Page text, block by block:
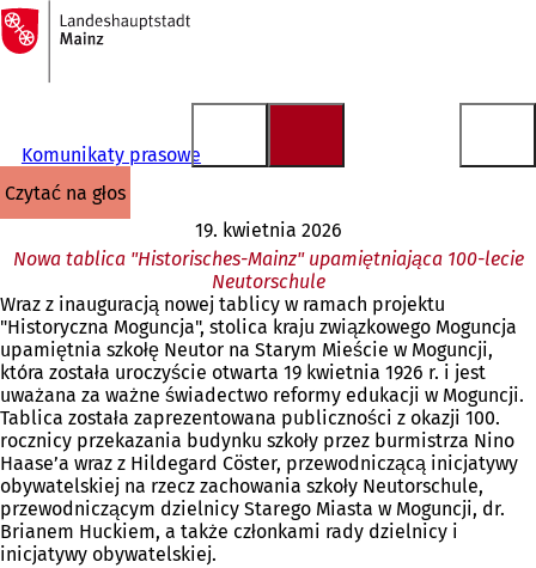
Przejdź do treści
Do
strony
głównej
Komunikaty prasowe
czytać na głos
19. kwietnia 2026
Nowa tablica "Historisches-Mainz" upamiętniająca 100-lecie
Neutorschule
Wraz z inauguracją nowej tablicy w ramach projektu
"Historyczna Moguncja", stolica kraju związkowego Moguncja
upamiętnia szkołę Neutor na Starym Mieście w Moguncji,
która została uroczyście otwarta 19 kwietnia 1926 r. i jest
uważana za ważne świadectwo reformy edukacji w Moguncji.
Tablica została zaprezentowana publiczności z okazji 100.
rocznicy przekazania budynku szkoły przez burmistrza Nino
Haase’a wraz z Hildegard Cöster, przewodniczącą inicjatywy
obywatelskiej na rzecz zachowania szkoły Neutorschule,
przewodniczącym dzielnicy Starego Miasta w Moguncji, dr.
Brianem Huckiem, a także członkami rady dzielnicy i
inicjatywy obywatelskiej.